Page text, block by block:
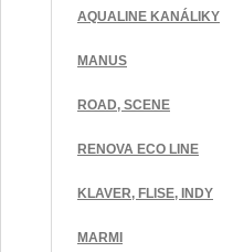
AQUALINE KANÁLIKY
MANUS
ROAD, SCENE
RENOVA ECO LINE
KLAVER, FLISE, INDY
MARMI